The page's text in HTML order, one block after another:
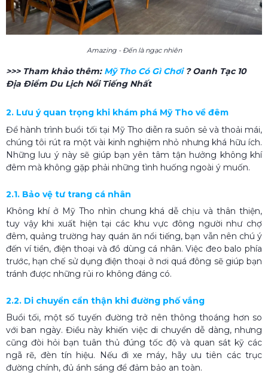
Amazing - Đến là ngạc nhiên
>>> Tham khảo thêm: Mỹ Tho Có Gì Chơi​ ? Oanh Tạc 10
Địa Điểm Du Lịch Nổi Tiếng Nhất
2. Lưu ý quan trọng khi khám phá Mỹ Tho về đêm
Để hành trình buổi tối tại Mỹ Tho diễn ra suôn sẻ và thoải mái,
chúng tôi rút ra một vài kinh nghiệm nhỏ nhưng khá hữu ích.
Những lưu ý này sẽ giúp bạn yên tâm tận hưởng không khí
đêm mà không gặp phải những tình huống ngoài ý muốn.
2.1. Bảo vệ tư trang cá nhân
Không khí ở Mỹ Tho nhìn chung khá dễ chịu và thân thiện,
tuy vậy khi xuất hiện tại các khu vực đông người như chợ
đêm, quảng trường hay quán ăn nổi tiếng, bạn vẫn nên chú ý
đến ví tiền, điện thoại và đồ dùng cá nhân. Việc đeo balo phía
trước, hạn chế sử dụng điện thoại ở nơi quá đông sẽ giúp bạn
tránh được những rủi ro không đáng có.
2.2. Di chuyển cẩn thận khi đường phố vắng
Buổi tối, một số tuyến đường trở nên thông thoáng hơn so
với ban ngày. Điều này khiến việc di chuyển dễ dàng, nhưng
cũng đòi hỏi bạn tuân thủ đúng tốc độ và quan sát kỹ các
ngã rẽ, đèn tín hiệu. Nếu đi xe máy, hãy ưu tiên các trục
đường chính, đủ ánh sáng để đảm bảo an toàn.